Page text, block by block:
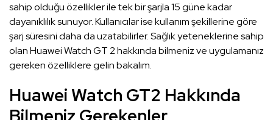
sahip olduğu özellikler ile tek bir şarjla 15 güne kadar
dayanıklılık sunuyor. Kullanıcılar ise kullanım şekillerine göre
şarj süresini daha da uzatabilirler. Sağlık yeteneklerine sahip
olan Huawei Watch GT 2 hakkında bilmeniz ve uygulamanız
gereken özelliklere gelin bakalım.
Huawei Watch GT2 Hakkında